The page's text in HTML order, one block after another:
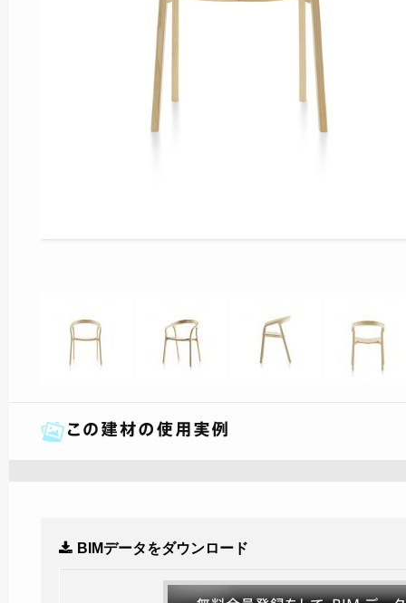
BIMデータをダウンロード